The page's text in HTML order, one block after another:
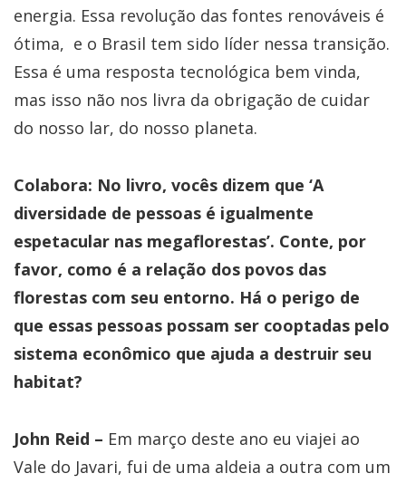
energia. Essa revolução das fontes renováveis é
ótima, e o Brasil tem sido líder nessa transição.
Essa é uma resposta tecnológica bem vinda,
mas isso não nos livra da obrigação de cuidar
do nosso lar, do nosso planeta.
Colabora: No livro, vocês dizem que ‘A
diversidade de pessoas é igualmente
espetacular nas megaflorestas’. Conte, por
favor, como é a relação dos povos das
florestas com seu entorno. Há o perigo de
que essas pessoas possam ser cooptadas pelo
sistema econômico que ajuda a destruir seu
habitat?
John Reid – Em março deste ano eu viajei ao
Vale do Javari, fui de uma aldeia a outra com um